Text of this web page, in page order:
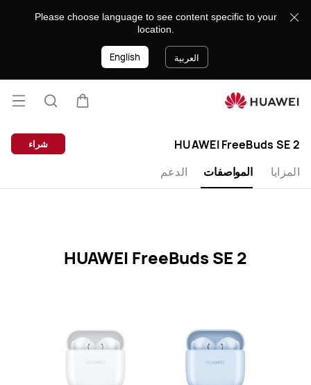
FreeBuds
Please choose language to see content specific to your
location.
العربية English
فتح
HUAWEI FreeBuds SE 2
المزايا
المواصفات الدعم
شراء
HUAWEI FreeBuds SE 2